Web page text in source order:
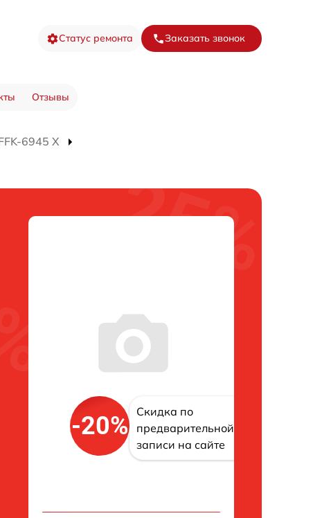
Статус ремонта Заказать звонок
Отзывы
6945 X
-20%
Скидка по
предварительной
записи на сайте